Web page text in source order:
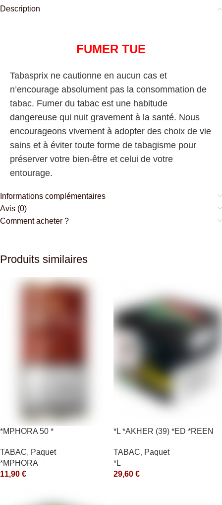
Description
FUMER TUE
Tabasprix ne cautionne en aucun cas et
n’encourage absolument pas la consommation de
tabac. Fumer du tabac est une habitude
dangereuse qui nuit gravement à la santé. Nous
encourageons vivement à adopter des choix de vie
sains et à éviter toute forme de tabagisme pour
préserver votre bien-être et celui de votre
entourage.
Informations complémentaires
Avis (0)
Comment acheter ?
Produits similaires
*MPHORA 50 *
TABAC, Paquet
*MPHORA
11,90 €
*L *AKHER (39) *ED *REEN
TABAC, Paquet
*L
29,60 €